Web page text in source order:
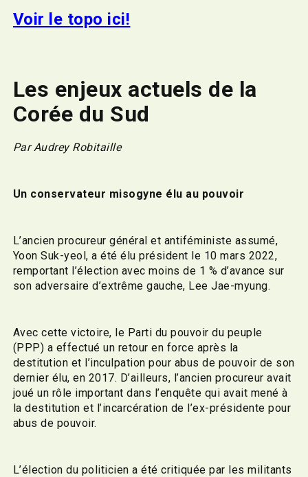
Voir le topo ici!
Les enjeux actuels de la
Corée du Sud
Par Audrey Robitaille
Un conservateur misogyne élu au pouvoir
L’ancien procureur général et antiféministe assumé,
Yoon Suk-yeol, a été élu président le 10 mars 2022,
remportant l’élection avec moins de 1 % d’avance sur
son adversaire d’extrême gauche, Lee Jae-myung.
Avec cette victoire, le Parti du pouvoir du peuple
(PPP) a effectué un retour en force après la
destitution et l’inculpation pour abus de pouvoir de son
dernier élu, en 2017. D’ailleurs, l’ancien procureur avait
joué un rôle important dans l’enquête qui avait mené à
la destitution et l’incarcération de l’ex-présidente pour
abus de pouvoir.
L’élection du politicien a été critiquée par les militants